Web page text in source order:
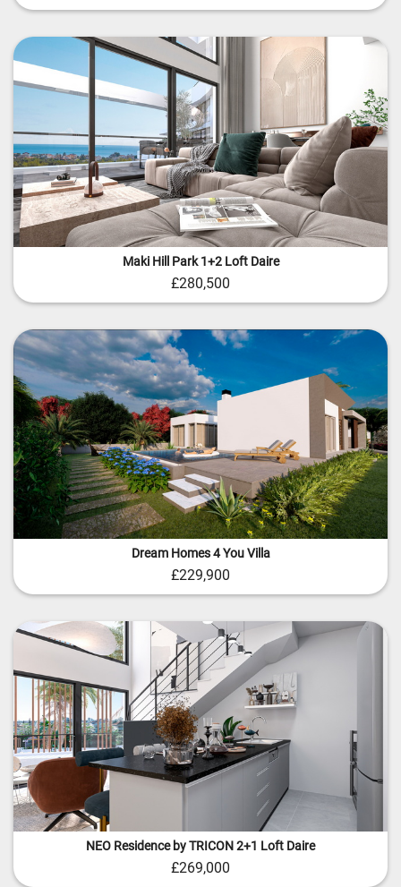
Maki Hill Park 1+2 Loft Daire
£280,500
Dream Homes 4 You Villa
£229,900
NEO Residence by TRICON 2+1 Loft Daire
£269,000